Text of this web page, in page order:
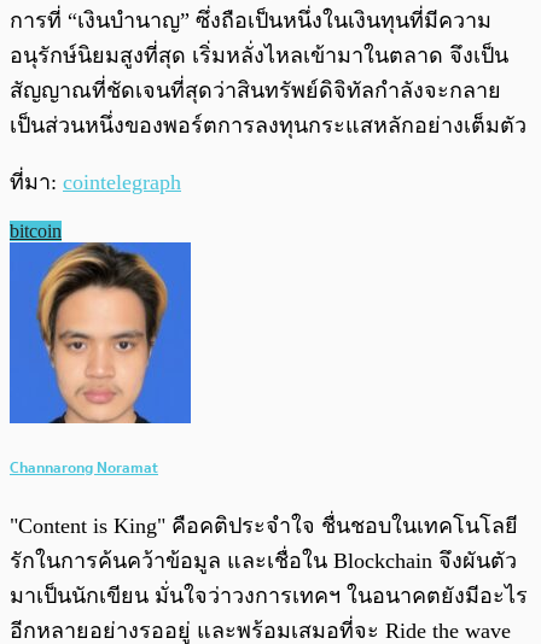
การที่ “เงินบำนาญ” ซึ่งถือเป็นหนึ่งในเงินทุนที่มีความ
อนุรักษ์นิยมสูงที่สุด เริ่มหลั่งไหลเข้ามาในตลาด จึงเป็น
สัญญาณที่ชัดเจนที่สุดว่าสินทรัพย์ดิจิทัลกำลังจะกลาย
เป็นส่วนหนึ่งของพอร์ตการลงทุนกระแสหลักอย่างเต็มตัว
ที่มา: cointelegraph
bitcoin
Channarong Noramat
"Content is King" คือคติประจำใจ ชื่นชอบในเทคโนโลยี
รักในการค้นคว้าข้อมูล และเชื่อใน Blockchain จึงผันตัว
มาเป็นนักเขียน มั่นใจว่าวงการเทคฯ ในอนาคตยังมีอะไร
อีกหลายอย่างรออยู่ และพร้อมเสมอที่จะ Ride the wave